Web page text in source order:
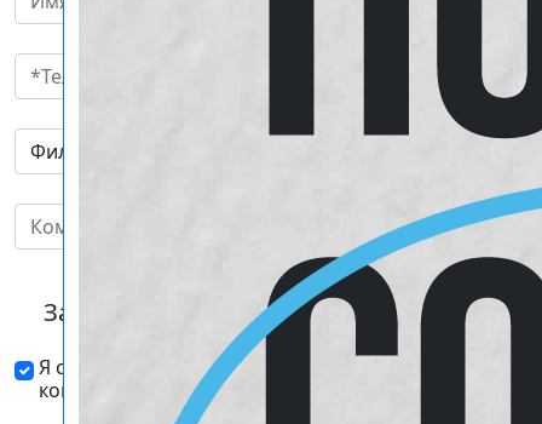
Загрузить файлы (Не более 1 ГБ)
Я согласен с политикой
конфиденциальности